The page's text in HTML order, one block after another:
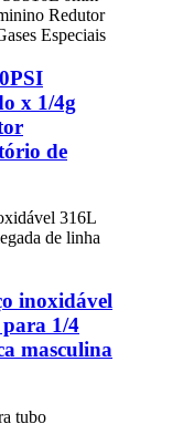
x 1/4g
de
inoxidável
para 1/4
masculina